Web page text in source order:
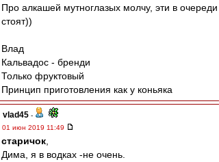
Про алкашей мутноглазых молчу, эти в очереди
стоят))
Влад
Кальвадос - бренди
Только фруктовый
Принцип приготовления как у коньяка
vlad45 -
01 июн 2019 11:49
старичок
Дима, я в водках -не очень.